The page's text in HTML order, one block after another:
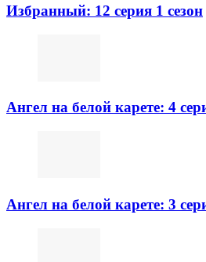
Избранный: 12 серия 1 сезон
Ангел на белой карете: 4
Ангел на белой карете: 3